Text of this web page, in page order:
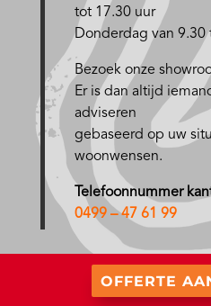
tot 17.30 uur
Donderdag van 9.30
Bezoek onze
Er is dan altijd
adviseren
gebaseerd op uw
woonwensen.
Telefoonnummer
0499 – 47 61 99
OFFERTE